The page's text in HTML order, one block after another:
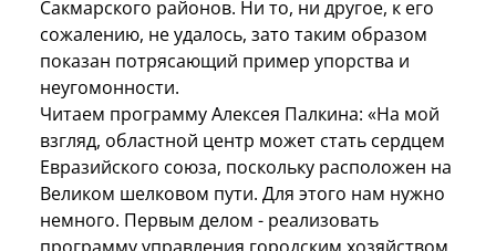
Сакмарского районов. Ни то, ни другое, к его
сожалению, не удалось, зато таким образом
показан потрясающий пример упорства и
неугомонности.
Читаем программу Алексея Палкина: «На мой
взгляд, областной центр может стать сердцем
Евразийского союза, поскольку расположен на
Великом шелковом пути. Для этого нам нужно
немного. Первым делом - реализовать